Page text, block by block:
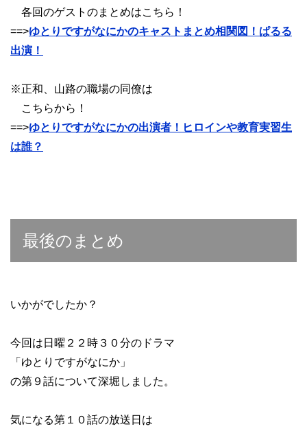
各回のゲストのまとめはこちら！
==>ゆとりですがなにかのキャストまとめ相関図！ぱるる
出演！
※正和、山路の職場の同僚は
こちらから！
==>ゆとりですがなにかの出演者！ヒロインや教育実習生
は誰？
最後のまとめ
いかがでしたか？
今回は日曜２２時３０分のドラマ
「ゆとりですがなにか」
の第９話について深堀しました。
気になる第１０話の放送日は